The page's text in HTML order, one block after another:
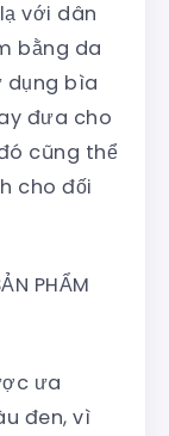
với dân
bằng da
dụng bìa
đưa cho
cũng thể
cho đối
PHẨM
ưa
đen, vì